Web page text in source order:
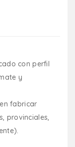
con perfil
y
fabricar
provinciales,